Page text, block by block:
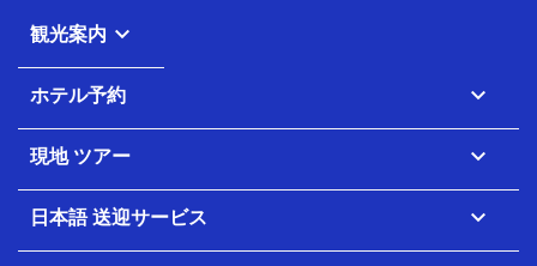
観光案内 
ホテル予約 
現地 ツアー 
日本語 送迎サービス 